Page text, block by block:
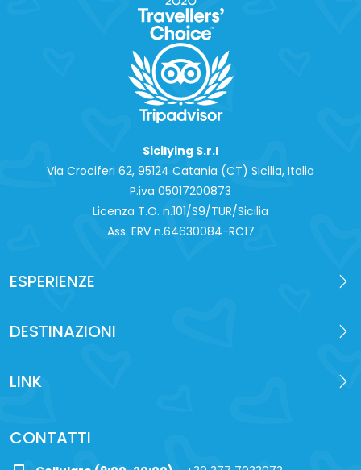
Sicilying S.r.l
Via Crociferi 62, 95124 Catania (CT) Sicilia, Italia
P.iva 0‍5017200873
Licenza T.O. n.101/S9/TUR/Sicilia
Ass. ERV n.64630084-RC17
ESPERIENZE
DESTINAZIONI
LINK
CONTATTI